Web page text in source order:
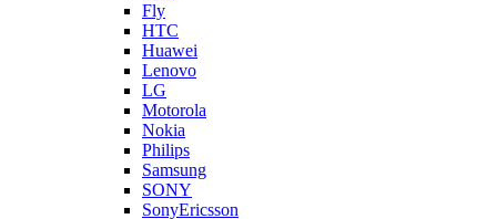
Fly
HTC
Huawei
Lenovo
LG
Motorola
Nokia
Philips
Samsung
SONY
SonyEricsson